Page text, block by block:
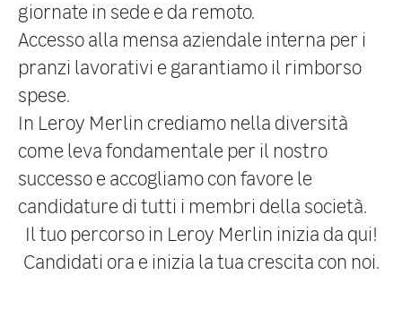
giornate in sede e da remoto.
Accesso alla mensa aziendale interna per i
pranzi lavorativi e garantiamo il rimborso
spese.
In Leroy Merlin crediamo nella diversità
come leva fondamentale per il nostro
successo e accogliamo con favore le
candidature di tutti i membri della società.
Il tuo percorso in Leroy Merlin inizia da qui!
Candidati ora e inizia la tua crescita con noi.